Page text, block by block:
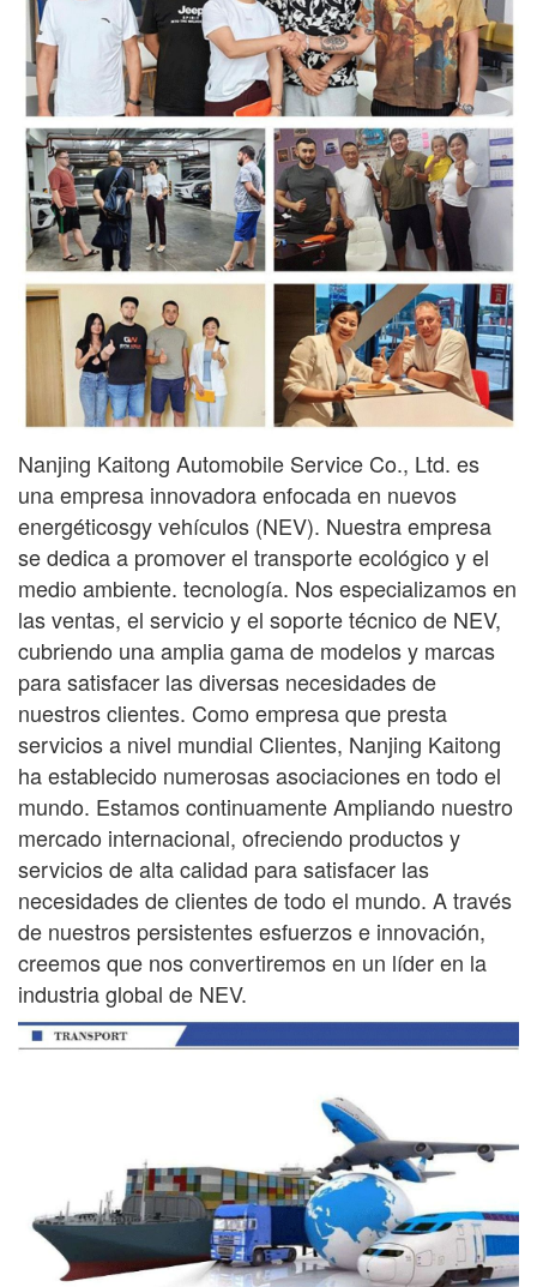
Nanjing Kaitong Automobile Service Co., Ltd. es
una empresa innovadora enfocada en nuevos
energéticosgyvehículos (NEV). Nuestra empresa
se dedica a promover el transporte ecológico y el
medio ambiente. tecnología. Nos especializamos en
las ventas, el servicio y el soporte técnico de NEV,
cubriendo una amplia gamade modelos y marcas
para satisfacer las diversas necesidades de
nuestros clientes. Como empresa que presta
servicios a nivel mundial Clientes, Nanjing Kaitong
ha establecido numerosas asociaciones en todo el
mundo. Estamos continuamenteAmpliando nuestro
mercado internacional, ofreciendo productos y
servicios de alta calidad para satisfacer las
necesidades declientes de todo el mundo. A través
de nuestros persistentes esfuerzos e innovación,
creemos que nos convertiremos en un líder en la
industria global de NEV.